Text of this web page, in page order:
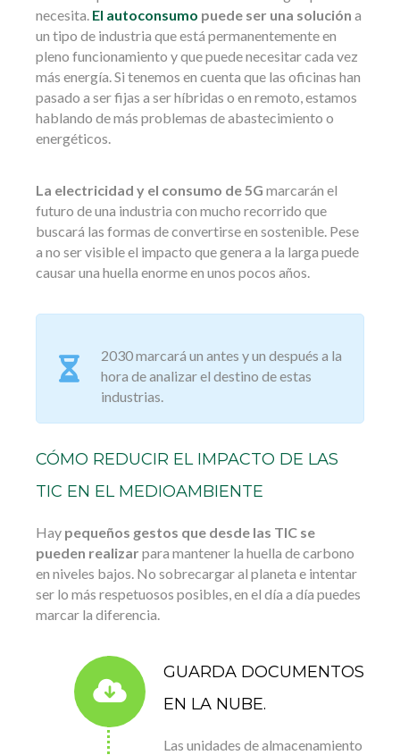
necesita. El autoconsumo puede ser una solución a
un tipo de industria que está permanentemente en
pleno funcionamiento y que puede necesitar cada vez
más energía. Si tenemos en cuenta que las oficinas han
pasado a ser fijas a ser híbridas o en remoto, estamos
hablando de más problemas de abastecimiento o
energéticos.
La electricidad y el consumo de 5G marcarán el
futuro de una industria con mucho recorrido que
buscará las formas de convertirse en sostenible. Pese
a no ser visible el impacto que genera a la larga puede
causar una huella enorme en unos pocos años.
2030 marcará un antes y un después a la
hora de analizar el destino de estas
industrias.
CÓMO REDUCIR EL IMPACTO DE LAS
TIC EN EL MEDIOAMBIENTE
Hay pequeños gestos que desde las TIC se
pueden realizar para mantener la huella de carbono
en niveles bajos. No sobrecargar al planeta e intentar
ser lo más respetuosos posibles, en el día a día puedes
marcar la diferencia.
GUARDA DOCUMENTOS
EN LA NUBE.
Las unidades de almacenamiento